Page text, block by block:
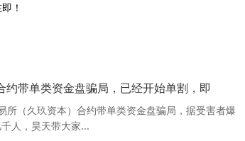
！
约带单类资金盘骗局，已经开始单割，即
所（久玖资本）合约带单类资金盘骗局，据受害者爆
人，昊天带大家...